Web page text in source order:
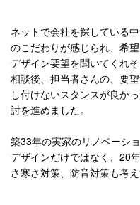
ネットで会社を探している
のこだわりが感じられ、希
デザイン要望を聞いてくれそ
相談後、担当者さんの、要
し付けないスタンスが良か
討を進めました。
築33年の実家のリノベーシ
デザインだけではなく、20
さ寒さ対策、防音対策も考え